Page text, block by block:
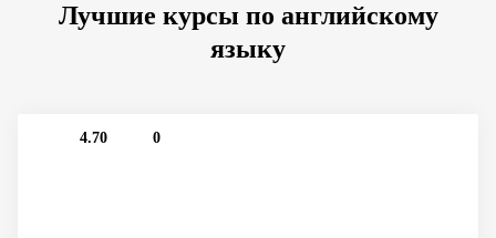
Лучшие курсы по английскому
языку
4.70 0